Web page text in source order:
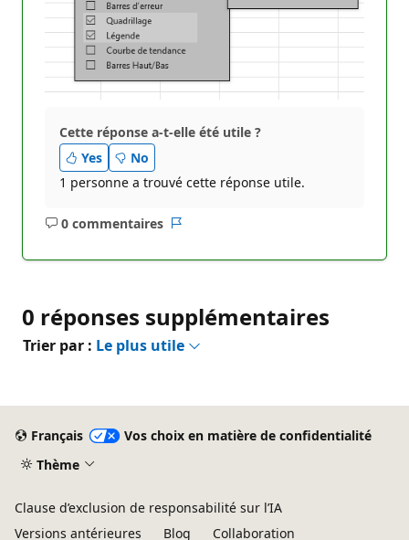
Cette réponse a-t-elle été utile ?
Yes
No
1 personne a trouvé cette réponse utile.
0 commentaires
Aucun
0 réponses supplémentaires
Trier par : Le plus utile
Français
Vos choix en matière de confidentialité
Thème
Clause d’exclusion de responsabilité sur l’IA
Versions antérieures
Blog Collaboration